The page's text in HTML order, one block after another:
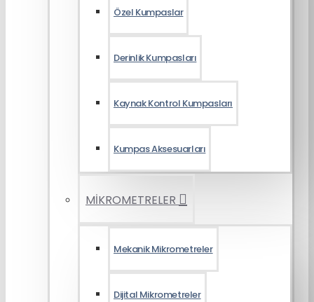
Özel Kumpaslar
Derinlik Kumpasları
Kaynak Kontrol Kumpasları
Kumpas Aksesuarları
MİKROMETRELER
Mekanik Mikrometreler
Dijital Mikrometreler